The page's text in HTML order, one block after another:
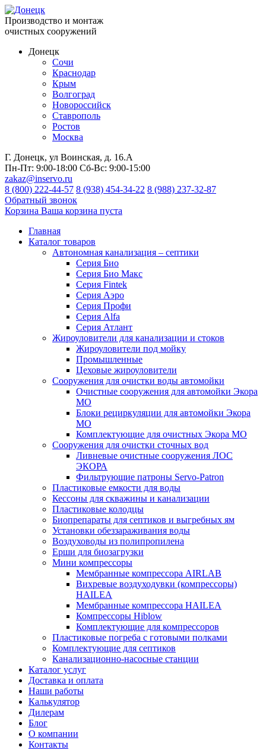
Производство и монтаж
очистных сооружений
Донецк
Сочи
Краснодар
Крым
Волгоград
Новороссийск
Ставрополь
Ростов
Москва
Г. Донецк, ул Воинская, д. 16.А
Пн-Пт: 9:00-18:00 Сб-Вс: 9:00-15:00
zakaz@inservo.ru
8 (800) 222-44-57 8 (938) 454-34-22 8 (988) 237-32-87
Обратный звонок
Корзина Ваша корзина пуста
Главная
Каталог товаров
Автономная канализация – септики
Серия Био
Серия Био Макс
Серия Fintek
Серия Аэро
Серия Профи
Серия Alfa
Серия Атлант
Жироуловители для канализации и стоков
Жироуловители под мойку
Промышленные
Цеховые жироуловители
Сооружения для очистки воды автомойки
Очистные сооружения для автомойки Экора
МО
Блоки рециркуляции для автомойки Экора
МО
Комплектующие для очистных Экора МО
Сооружения для очистки сточных вод
Ливневые очистные сооружения ЛОС
ЭКОРА
Фильтрующие патроны Servo-Patron
Пластиковые емкости для воды
Кессоны для скважины и канализации
Пластиковые колодцы
Биопрепараты для септиков и выгребных ям
Установки обеззараживания воды
Воздуховоды из полипропилена
Ерши для биозагрузки
Мини компрессоры
Мембранные компрессора AIRLAB
Вихревые воздуходувки (компрессоры)
HAILEA
Мембранные компрессора HAILEA
Компрессоры Hiblow
Комплектующие для компрессоров
Пластиковые погреба с готовыми полками
Комплектующие для септиков
Канализационно-насосные станции
Каталог услуг
Доставка и оплата
Наши работы
Калькулятор
Дилерам
Блог
О компании
Контакты